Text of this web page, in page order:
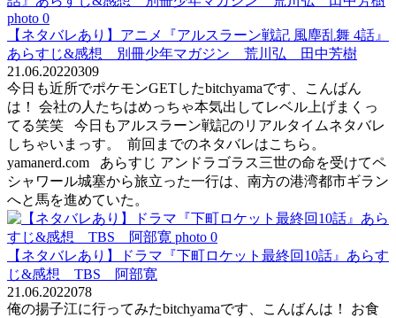
【ネタバレあり】アニメ『アルスラーン戦記 風塵乱舞 4話』
あらすじ&感想 別冊少年マガジン 荒川弘 田中芳樹
21.06.20220309
今日も近所でポケモンGETしたbitchyamaです、こんばん
は！ 会社の人たちはめっちゃ本気出してレベル上げまくっ
てる笑笑 今日もアルスラーン戦記のリアルタイムネタバレ
しちゃいまっす。 前回までのネタバレはこちら。
yamanerd.com あらすじ アンドラゴラス三世の命を受けてペ
シャワール城塞から旅立った一行は、南方の港湾都市ギラン
へと馬を進めていた。
【ネタバレあり】ドラマ『下町ロケット最終回10話』あらす
じ&感想 TBS 阿部寛
21.06.2022078
俺の揚子江に行ってみたbitchyamaです、こんばんは！ お食